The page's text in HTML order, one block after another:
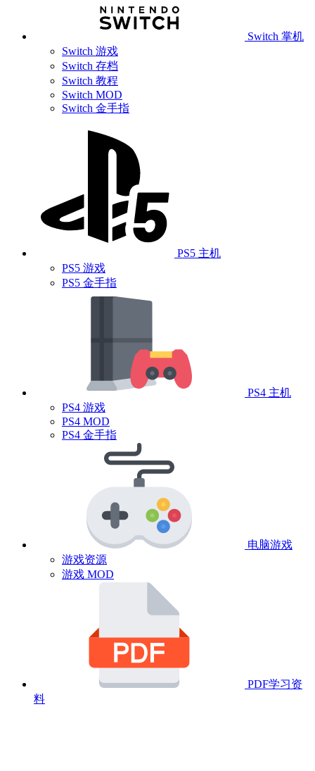
Switch 掌机
Switch 游戏
Switch 存档
Switch 教程
Switch MOD
Switch 金手指
PS5 主机
PS5 游戏
PS5 金手指
PS4 主机
PS4 游戏
PS4 MOD
PS4 金手指
电脑游戏
游戏资源
游戏 MOD
PDF学习资
料